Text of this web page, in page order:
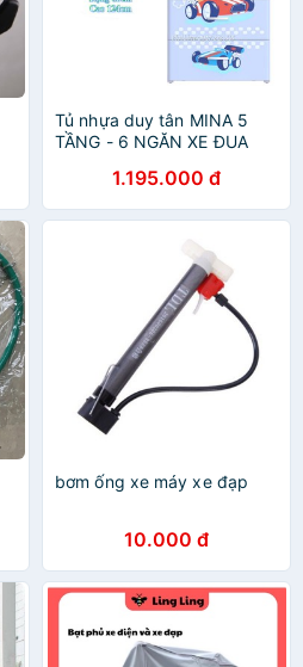
Tủ nhựa duy tân MINA 5
TẦNG - 6 NGĂN XE ĐUA
1.195.000 đ
bơm ống xe máy xe đạp
10.000 đ